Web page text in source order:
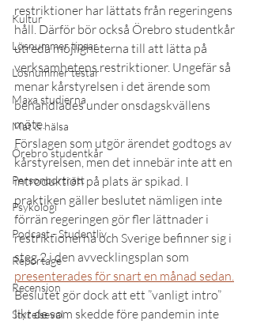
Kultur
Lösnummer tipsar
Lösnummer testar
Maxa studierna
Mat & hälsa
Örebro studentkår
Personporträtt
Psykologi
Podcast - Studentliv
Reportage
Recension
Styrelseval
restriktioner har lättats från regeringens
håll. Därför bör också Örebro studentkår
utreda möjligheterna till att lätta på
verksamhetens restriktioner. Ungefär så
menar kårstyrelsen i det ärende som
behandlades under onsdagskvällens
möte.
Förslagen som utgör ärendet godtogs av
kårstyrelsen, men det innebär inte att en
introduktion på plats är spikad. I
praktiken gäller beslutet nämligen inte
förrän regeringen gör fler lättnader i
restriktionerna och Sverige befinner sig i
steg 2 i den avvecklingsplan som
presenterades för snart en månad sedan.
Beslutet gör dock att ett ”vanligt intro”
likt de som skedde före pandemin inte